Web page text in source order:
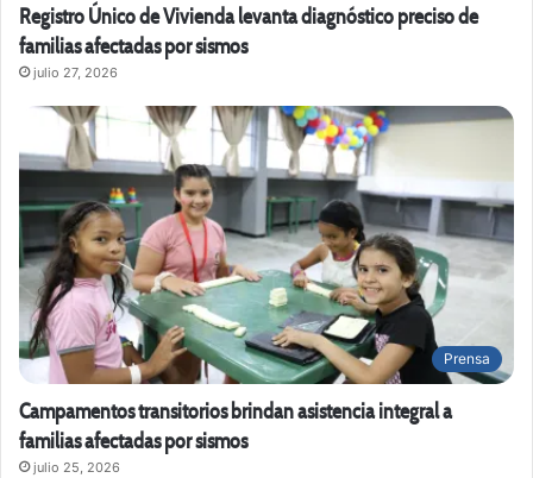
Registro Único de Vivienda levanta diagnóstico preciso de
familias afectadas por sismos
julio 27, 2026
Prensa
Campamentos transitorios brindan asistencia integral a
familias afectadas por sismos
julio 25, 2026